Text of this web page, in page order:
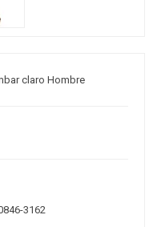
claro Hombre
3162